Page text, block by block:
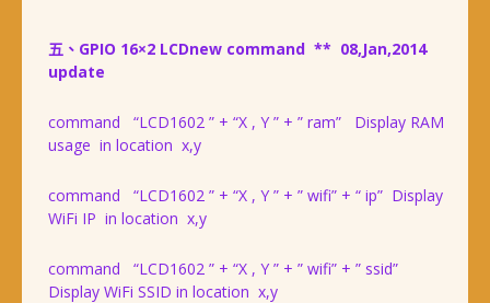
五、GPIO 16×2 LCDnew command ** 08,Jan,2014
update
command “LCD1602 ” + “X , Y ” + ” ram” Display RAM
usage in location x,y
command “LCD1602 ” + “X , Y ” + ” wifi” + “ ip” Display
WiFi IP in location x,y
command “LCD1602 ” + “X , Y ” + ” wifi” + ” ssid”
Display WiFi SSID in location x,y